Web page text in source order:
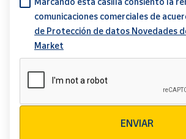
comunicaciones comerciales de
de Protección de datos Novedades
Market
ENVIAR